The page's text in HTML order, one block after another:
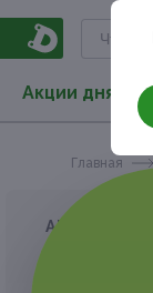
Акции дня
Главная
АКЦИЯ,